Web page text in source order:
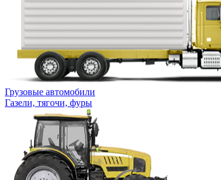
Грузовые автомобили
Газели, тягочи, фуры